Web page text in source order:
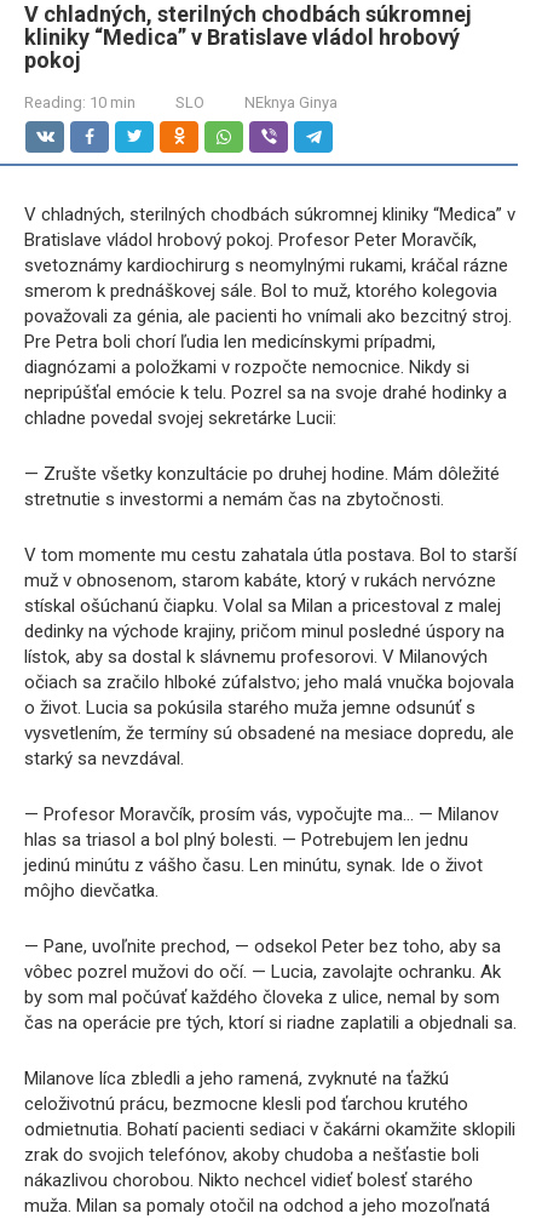
V chladných, sterilných chodbách súkromnej
kliniky “Medica” v Bratislave vládol hrobový
pokoj
Reading: 10 min SLO NEknya Ginya
V chladných, sterilných chodbách súkromnej kliniky “Medica” v
Bratislave vládol hrobový pokoj. Profesor Peter Moravčík,
svetoznámy kardiochirurg s neomylnými rukami, kráčal rázne
smerom k prednáškovej sále. Bol to muž, ktorého kolegovia
považovali za génia, ale pacienti ho vnímali ako bezcitný stroj.
Pre Petra boli chorí ľudia len medicínskymi prípadmi,
diagnózami a položkami v rozpočte nemocnice. Nikdy si
nepripúšťal emócie k telu. Pozrel sa na svoje drahé hodinky a
chladne povedal svojej sekretárke Lucii:
— Zrušte všetky konzultácie po druhej hodine. Mám dôležité
stretnutie s investormi a nemám čas na zbytočnosti.
V tom momente mu cestu zahatala útla postava. Bol to starší
muž v obnosenom, starom kabáte, ktorý v rukách nervózne
stískal ošúchanú čiapku. Volal sa Milan a pricestoval z malej
dedinky na východe krajiny, pričom minul posledné úspory na
lístok, aby sa dostal k slávnemu profesorovi. V Milanových
očiach sa zračilo hlboké zúfalstvo; jeho malá vnučka bojovala
o život. Lucia sa pokúsila starého muža jemne odsunúť s
vysvetlením, že termíny sú obsadené na mesiace dopredu, ale
starký sa nevzdával.
— Profesor Moravčík, prosím vás, vypočujte ma… — Milanov
hlas sa triasol a bol plný bolesti. — Potrebujem len jednu
jedinú minútu z vášho času. Len minútu, synak. Ide o život
môjho dievčatka.
— Pane, uvoľnite prechod, — odsekol Peter bez toho, aby sa
vôbec pozrel mužovi do očí. — Lucia, zavolajte ochranku. Ak
by som mal počúvať každého človeka z ulice, nemal by som
čas na operácie pre tých, ktorí si riadne zaplatili a objednali sa.
Milanove líca zbledli a jeho ramená, zvyknuté na ťažkú
celoživotnú prácu, bezmocne klesli pod ťarchou krutého
odmietnutia. Bohatí pacienti sediaci v čakárni okamžite sklopili
zrak do svojich telefónov, akoby chudoba a nešťastie boli
nákazlivou chorobou. Nikto nechcel vidieť bolesť starého
muža. Milan sa pomaly otočil na odchod a jeho mozoľnatá